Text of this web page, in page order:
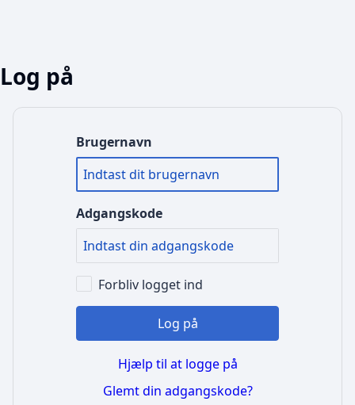
Log på
Brugernavn
Adgangskode
Forbliv logget ind
Log på
Hjælp til at logge på
Glemt din adgangskode?